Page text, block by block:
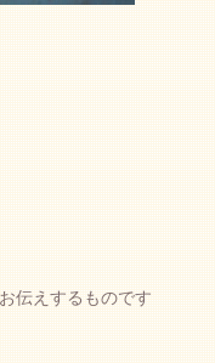
伝えするものです